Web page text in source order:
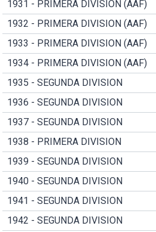
1931 - PRIMERA DIVISION (AAF)
1932 - PRIMERA DIVISION (AAF)
1933 - PRIMERA DIVISION (AAF)
1934 - PRIMERA DIVISION (AAF)
1935 - SEGUNDA DIVISION
1936 - SEGUNDA DIVISION
1937 - SEGUNDA DIVISION
1938 - PRIMERA DIVISION
1939 - SEGUNDA DIVISION
1940 - SEGUNDA DIVISION
1941 - SEGUNDA DIVISION
1942 - SEGUNDA DIVISION